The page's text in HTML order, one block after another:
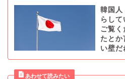
韓国人
らし
ご覧
たとか
い壁だ